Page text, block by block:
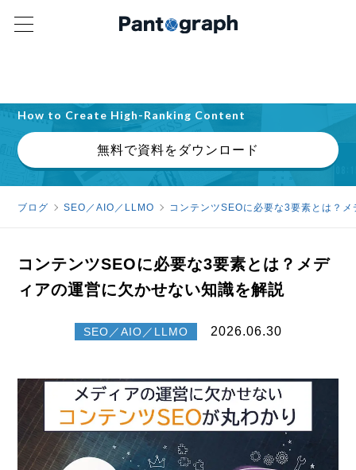
How to Create High-Ranking Content
無料で資料をダウンロード
ブログ SEO／AIO／LLMO コンテンツSEOに必要な3要素とは？
コンテンツSEOに必要な3要素とは？メデ
ィアの運営に欠かせない知識を解説
SEO／AIO／LLMO 2026.06.30